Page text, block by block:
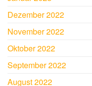
Dezember 2022
November 2022
Oktober 2022
September 2022
August 2022